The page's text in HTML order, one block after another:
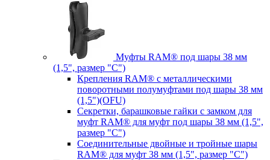
Муфты RAM® под шары 38 мм
(1,5", размер "C")
Крепления RAM® с металлическими
поворотными полумуфтами под шары 38 мм
(1,5")(OFU)
Секретки, барашковые гайки с замком для
муфт RAM® для муфт под шары 38 мм (1,5",
размер "C")
Соединительные двойные и тройные шары
RAM® для муфт 38 мм (1,5", размер "C")